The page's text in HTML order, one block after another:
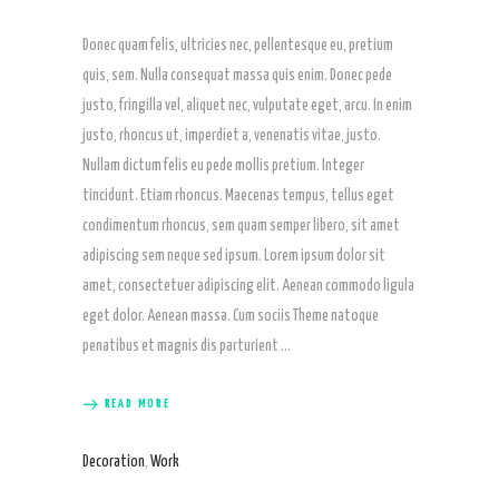
Donec quam felis, ultricies nec, pellentesque eu, pretium
quis, sem. Nulla consequat massa quis enim. Donec pede
justo, fringilla vel, aliquet nec, vulputate eget, arcu. In enim
justo, rhoncus ut, imperdiet a, venenatis vitae, justo.
Nullam dictum felis eu pede mollis pretium. Integer
tincidunt. Etiam rhoncus. Maecenas tempus, tellus eget
condimentum rhoncus, sem quam semper libero, sit amet
adipiscing sem neque sed ipsum. Lorem ipsum dolor sit
amet, consectetuer adipiscing elit. Aenean commodo ligula
eget dolor. Aenean massa. Cum sociis Theme natoque
penatibus et magnis dis parturient
READ MORE
Decoration, Work